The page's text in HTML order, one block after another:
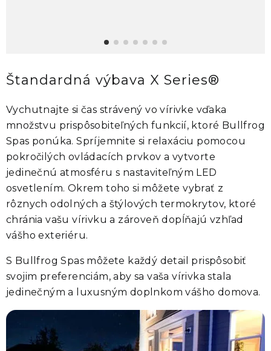
Štandardná výbava X Series®
Vychutnajte si čas strávený vo vírivke vďaka
množstvu prispôsobiteľných funkcií, ktoré Bullfrog
Spas ponúka. Spríjemnite si relaxáciu pomocou
pokročilých ovládacích prvkov a vytvorte
jedinečnú atmosféru s nastaviteľným LED
osvetlením. Okrem toho si môžete vybrať z
rôznych odolných a štýlových termokrytov, ktoré
chránia vašu vírivku a zároveň dopĺňajú vzhľad
vášho exteriéru.
S Bullfrog Spas môžete každý detail prispôsobiť
svojim preferenciám, aby sa vaša vírivka stala
jedinečným a luxusným doplnkom vášho domova.
Strategicky umiestnené osvetlenie v celej vírivke vytvára v záhrade
pokojnejšiu a príjemnejšiu atmosféru. Osvetlenie série X Series®
zahŕňa podsvietenie trysiek, opierok hlavy a prelivu, hlavné